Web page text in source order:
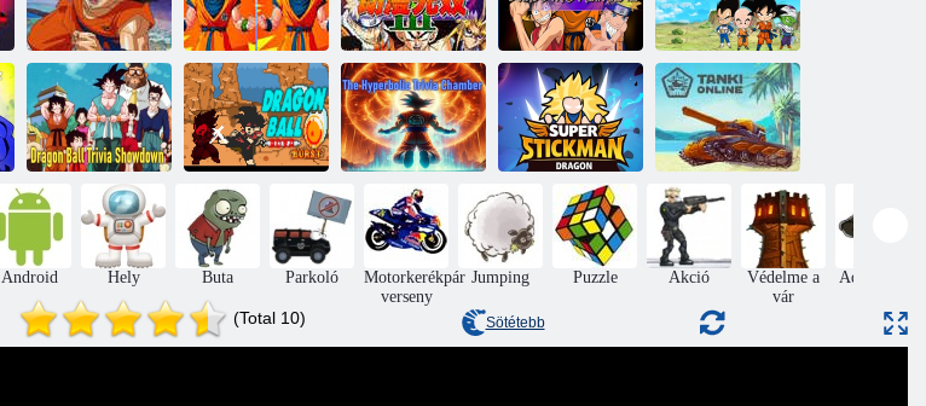
Sárkánygolyó
kincsvadász
Dragon Ball Z
epikus
különbség
Comic Stars
Fighting 3. 2
Comic Stars
Fighting 3. 6
Sárkánygolyó
szuper
Sárkánygolyó
trivia showdown
Sárkánygolyó
nova robbant
A hiperbolikus
Super Stickman
sárkány
Tanki Online
Android Hely Buta Parkoló
Motorkerékpár
verseny
Jumping Puzzle Akció
Védelme a
vár
Adventures
(Total 10) Sötétebb